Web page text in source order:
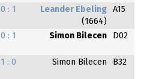
0 : 1
Leander Ebeling
(1664)
A15
0 : 1 Simon Bilecen D02
1 : 0 Simon Bilecen B32